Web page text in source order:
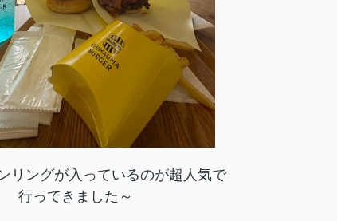
リングが入っているのが超人気で
行ってきました～